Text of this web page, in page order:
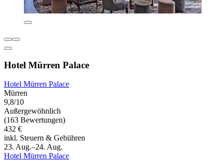
Hotel Mürren Palace
Hotel Mürren Palace
Mürren
9,8/10
Außergewöhnlich
(163 Bewertungen)
432 €
inkl. Steuern & Gebühren
23. Aug.–24. Aug.
Hotel Mürren Palace